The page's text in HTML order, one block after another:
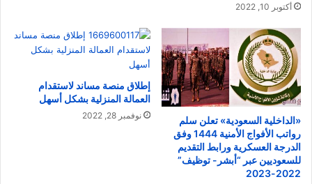
أكتوبر 10, 2022
«الداخلية السعودية» تعلن سلم
رواتب الأفواج الأمنية 1444 وفق
الدرجة العسكرية ورابط التقديم
للسعوديين عبر “أبشر- توظيف”
2022-2023
إطلاق منصة مساند لاستقدام
العمالة المنزلية بشكل أسهل
نوفمبر 28, 2022